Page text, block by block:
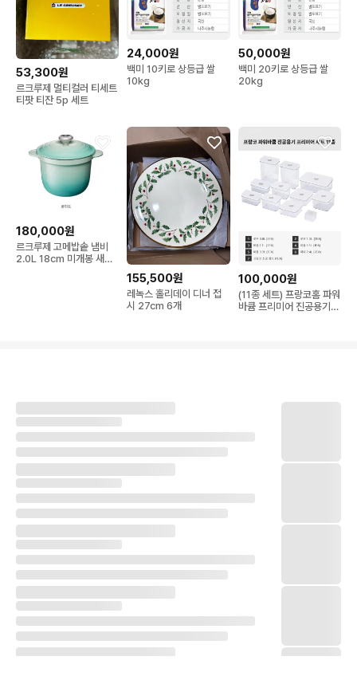
53,300원
르크루제 멀티컬러 티세트
티팟 티잔 5p 세트
24,000원
백미 10키로 상등급 쌀
10kg
50,000원
백미 20키로 상등급 쌀
20kg
180,000원
르크루제 고메밥솥 냄비
2.0L 18cm 미개봉 새상
155,500원
레녹스 홀리데이 디너 접
시 27cm 6개
100,000원
(11종 세트) 프랑코홈 파워
바큠 프리미어 진공용기